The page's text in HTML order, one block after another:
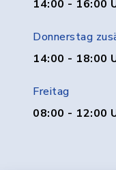
14:00 - 16:00
Donnerstag
14:00 - 18:00
Freitag
08:00 - 12:00